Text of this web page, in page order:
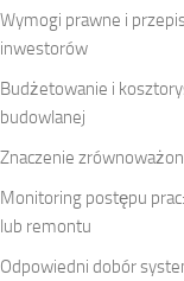
Wymogi prawne i
inwestorów
Budżetowanie i
budowlanej
Znaczenie
Monitoring postępu
lub remontu
Odpowiedni dobór